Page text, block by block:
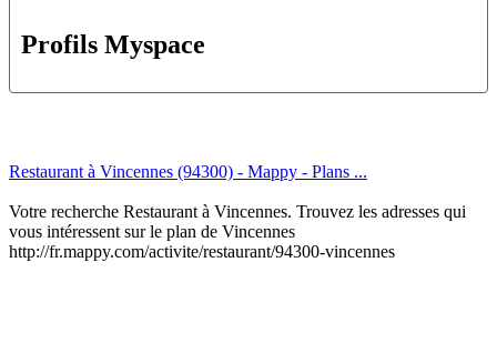
Profils Myspace
Restaurant à Vincennes (94300) - Mappy - Plans ...
Votre recherche Restaurant à Vincennes. Trouvez les adresses qui
vous intéressent sur le plan de Vincennes
http://fr.mappy.com/activite/restaurant/94300-vincennes